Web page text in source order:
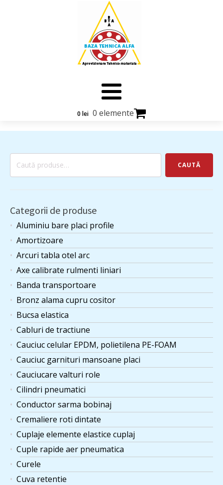
0 lei 0 elemente
Caută
CAUTĂ
Categorii de produse
Aluminiu bare placi profile
Amortizoare
Arcuri tabla otel arc
Axe calibrate rulmenti liniari
Banda transportoare
Bronz alama cupru cositor
Bucsa elastica
Cabluri de tractiune
Cauciuc celular EPDM, polietilena PE-FOAM
Cauciuc garnituri mansoane placi
Cauciucare valturi role
Cilindri pneumatici
Conductor sarma bobinaj
Cremaliere roti dintate
Cuplaje elemente elastice cuplaj
Cuple rapide aer pneumatica
Curele
Cuva retentie